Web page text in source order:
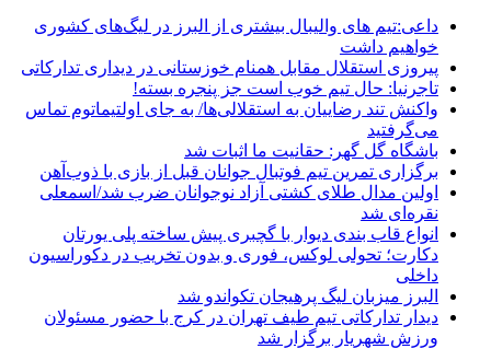
داعی:تیم های والیبال بیشتری از البرز در لیگ‌های کشوری
خواهیم داشت
پیروزی استقلال مقابل همنام خوزستانی در دیداری تدارکاتی
تاجرنیا: حال تیم خوب است جز پنجره بسته!
واکنش تند رضاییان به استقلالی‌ها/ به جای اولتیماتوم تماس
می‌گرفتید
باشگاه گل گهر: حقانیت ما اثبات شد
برگزاری تمرین تیم فوتبال جوانان قبل از بازی با ذوب‌آهن
اولین مدال طلای کشتی آزاد نوجوانان ضرب شد/اسمعلی
نقره‌ای شد
انواع قاب بندی دیوار با گچبری پیش ساخته پلی یورتان
دکارت؛ تحولی لوکس، فوری و بدون تخریب در دکوراسیون
داخلی
البرز میزبان لیگ پرهیجان تکواندو شد
دیدار تدارکاتی تیم طیف تهران در کرج با حضور مسئولان
ورزش شهریار برگزار شد